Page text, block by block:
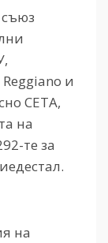
и
CETA,
на
те за
на